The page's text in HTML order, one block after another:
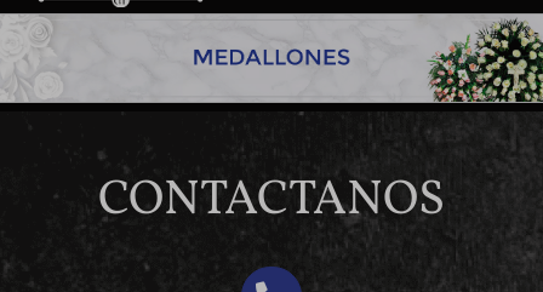
Inicio
Corazón Funerario
CONTACTANOS